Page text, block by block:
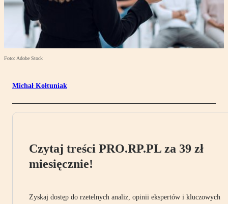
Foto: Adobe Stock
Michał Kołtuniak
Czytaj treści PRO.RP.PL za 39 zł
miesięcznie!
Zyskaj dostęp do rzetelnych analiz, opinii ekspertów i kluczowych